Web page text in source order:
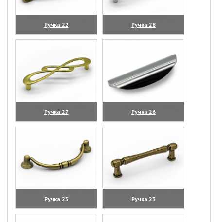
Ручка 22
(увеличить)
Ручка 28
(увеличить)
Ручка 27
(увеличить)
Ручка 26
(увеличить)
Ручка 25
(увеличить)
Ручка 23
(увеличить)